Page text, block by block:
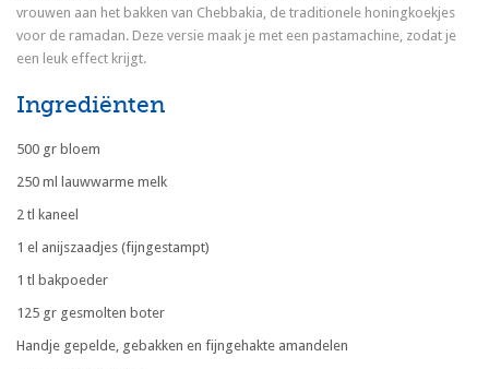
vrouwen aan het bakken van Chebbakia, de traditionele honingkoekjes
voor de ramadan. Deze versie maak je met een pastamachine, zodat je
een leuk effect krijgt.
Ingrediënten
500 gr bloem
250 ml lauwwarme melk
2 tl kaneel
1 el anijszaadjes (fijngestampt)
1 tl bakpoeder
125 gr gesmolten boter
Handje gepelde, gebakken en fijngehakte amandelen